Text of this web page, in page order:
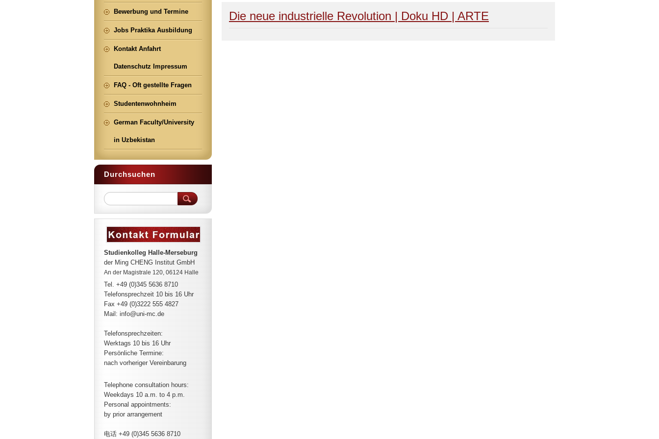
Die neue industrielle Revolution | Doku HD | ARTE
Bewerbung und Termine
Jobs Praktika Ausbildung
Kontakt Anfahrt
Datenschutz Impressum
FAQ - Oft gestellte Fragen
Studentenwohnheim
German Faculty/University
in Uzbekistan
Durchsuchen
Studienkolleg Halle-Merseburg
der Ming CHENG Institut GmbH
An der Magistrale 120, 06124 Halle
Tel. +49 (0)345 5636 8710
Telefonsprechzeit 10 bis 16 Uhr
Fax +49 (0)3222 555 4827
Mail: info@uni-mc.de
Telefonsprechzeiten:
Werktags 10 bis 16 Uhr
Persönliche Termine:
nach vorheriger Vereinbarung
Telephone consultation hours:
Weekdays 10 a.m. to 4 p.m.
Personal appointments:
by prior arrangement
电话 +49 (0)345 5636 8710